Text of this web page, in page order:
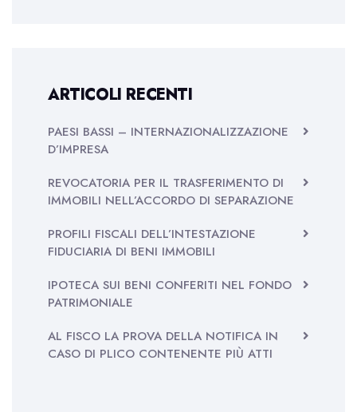
ARTICOLI RECENTI
PAESI BASSI – INTERNAZIONALIZZAZIONE
D’IMPRESA
REVOCATORIA PER IL TRASFERIMENTO DI
IMMOBILI NELL’ACCORDO DI SEPARAZIONE
PROFILI FISCALI DELL’INTESTAZIONE
FIDUCIARIA DI BENI IMMOBILI
IPOTECA SUI BENI CONFERITI NEL FONDO
PATRIMONIALE
AL FISCO LA PROVA DELLA NOTIFICA IN
CASO DI PLICO CONTENENTE PIÙ ATTI